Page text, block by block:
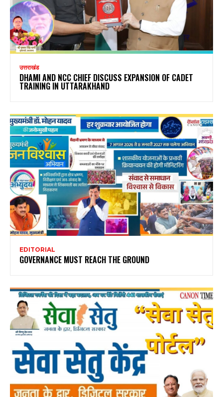
उत्तराखंड
DHAMI AND NCC CHIEF DISCUSS EXPANSION OF CADET
TRAINING IN UTTARAKHAND
EDITORIAL
GOVERNANCE MUST REACH THE GROUND